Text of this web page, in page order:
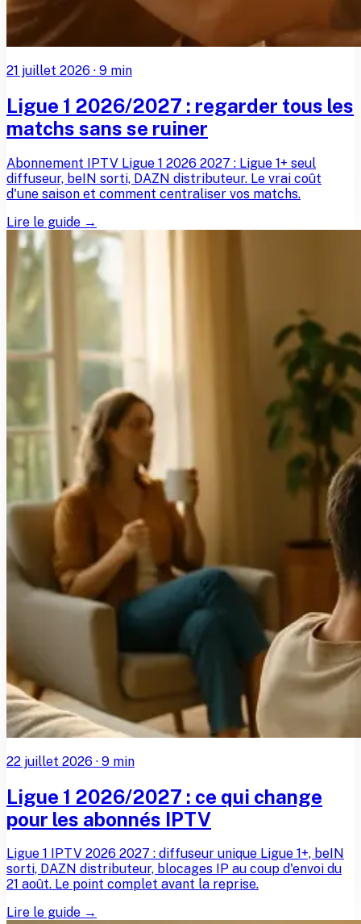
21 juillet 2026 · 9 min
Ligue 1 2026/2027 : regarder tous les
matchs sans se ruiner
Abonnement IPTV Ligue 1 2026 2027 : Ligue 1+ seul
diffuseur, beIN sorti, DAZN distributeur. Le vrai coût
d'une saison et comment centraliser vos matchs.
Lire le guide →
22 juillet 2026 · 9 min
Ligue 1 2026/2027 : ce qui change
pour les abonnés IPTV
Ligue 1 IPTV 2026 2027 : diffuseur unique Ligue 1+, beIN
sorti, DAZN distributeur, blocages IP au coup d'envoi du
21 août. Le point complet avant la reprise.
Lire le guide →